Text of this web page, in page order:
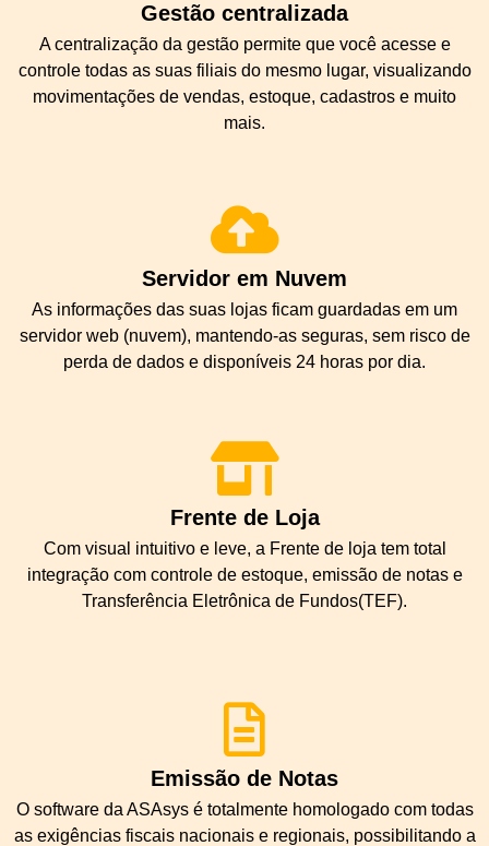
Gestão centralizada
A centralização da gestão permite que você acesse e
controle todas as suas filiais do mesmo lugar, visualizando
movimentações de vendas, estoque, cadastros e muito
mais.
Servidor em Nuvem
As informações das suas lojas ficam guardadas em um
servidor web (nuvem), mantendo-as seguras, sem risco de
perda de dados e disponíveis 24 horas por dia.
Frente de Loja
Com visual intuitivo e leve, a Frente de loja tem total
integração com controle de estoque, emissão de notas e
Transferência Eletrônica de Fundos(TEF).
Emissão de Notas
O software da ASAsys é totalmente homologado com todas
as exigências fiscais nacionais e regionais, possibilitando a